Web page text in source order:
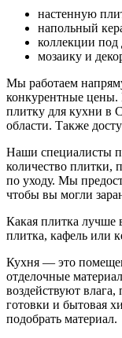
настенную
напольный
коллекции
мозаику и
Мы работаем
конкурентные
плитку для кухни в
области. Также
Наши специалисты
количество плитки,
по уходу. Мы
чтобы вы могли
Какая плитка лучше
плитка, кафель или
Кухня — это
отделочные
воздействуют
готовки и бытовая
подобрать материал.